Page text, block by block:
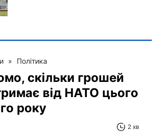
» Політика
скільки грошей
від НАТО цього
року
2 хв